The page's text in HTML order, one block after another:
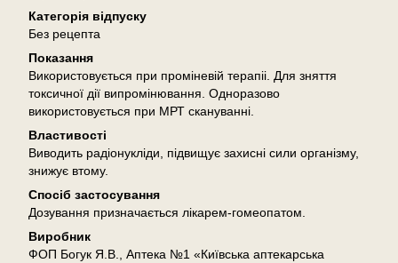
Категорія відпуску
Без рецепта
Показання
Використовується при проміневій терапіі. Для зняття
токсичної дії випромінювання. Одноразово
використовується при МРТ скануванні.
Властивості
Виводить радіонукліди, підвищує захисні сили організму,
знижує втому.
Спосіб застосування
Дозування призначається лікарем-гомеопатом.
Виробник
ФОП Богук Я.В., Аптека №1 «Київська аптекарська